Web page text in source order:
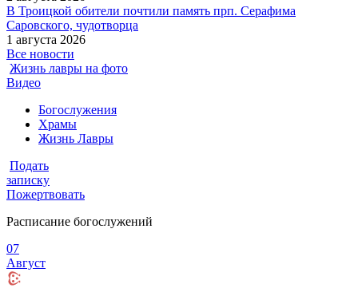
В Троицкой обители почтили память прп. Серафима
Саровского, чудотворца
1 августа 2026
Все новости
Жизнь лавры на фото
Видео
Богослужения
Храмы
Жизнь Лавры
Подать
записку
Пожертвовать
Расписание богослужений
07
Август